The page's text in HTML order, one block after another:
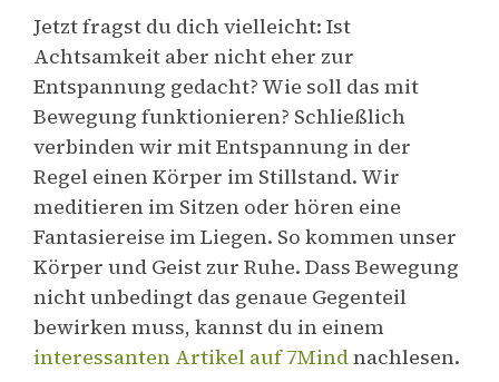
Jetzt fragst du dich vielleicht: Ist
Achtsamkeit aber nicht eher zur
Entspannung gedacht? Wie soll das mit
Bewegung funktionieren? Schließlich
verbinden wir mit Entspannung in der
Regel einen Körper im Stillstand. Wir
meditieren im Sitzen oder hören eine
Fantasiereise im Liegen. So kommen unser
Körper und Geist zur Ruhe. Dass Bewegung
nicht unbedingt das genaue Gegenteil
bewirken muss, kannst du in einem
interessanten Artikel auf 7Mindnachlesen.